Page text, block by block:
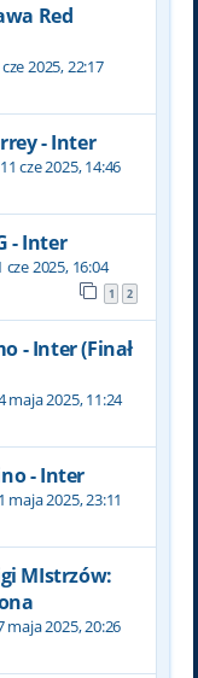
Red
2025, 22:17
- Inter
11 cze 2025, 14:46
- Inter
cze 2025, 16:04
1 2
- Inter (Finał
maja 2025, 11:24
- Inter
maja 2025, 23:11
MIstrzów:
maja 2025, 20:26